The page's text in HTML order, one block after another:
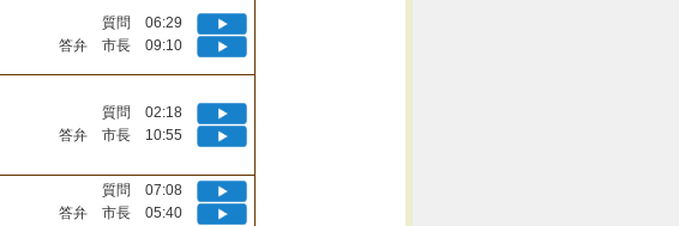
質問 06:29
答弁 市長 09:10
質問 02:18
答弁 市長 10:55
質問 07:08
答弁 市長 05:40